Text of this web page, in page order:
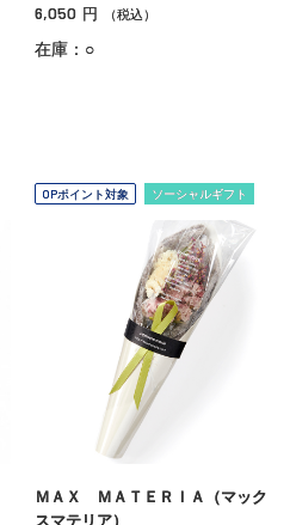
6,050 円 （税込）
在庫：○
OPポイント対象 ソーシャルギフト
ＭＡＸ ＭＡＴＥＲＩＡ（マック
スマテリア）